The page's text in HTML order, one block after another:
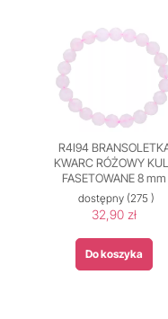
R4I94
KWARC RÓŻOWY
FASETOWANE 8 mm
dostępny (275 )
32,90 zł
Do koszyka